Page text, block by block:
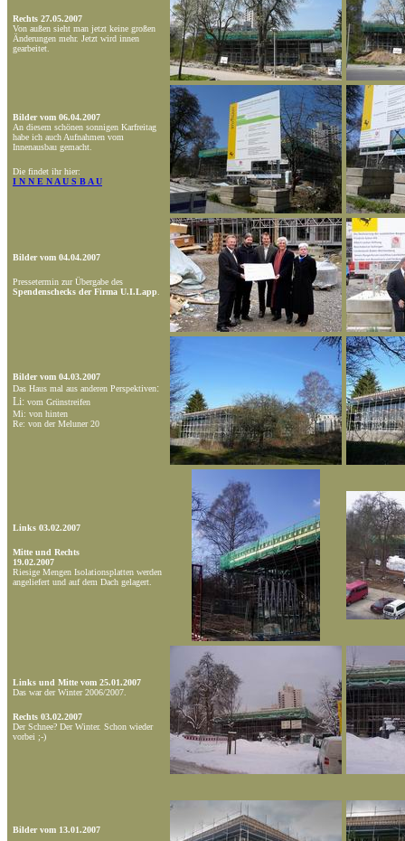
Rechts 27.05.2007
Von außen sieht man jetzt keine großen
Änderungen mehr. Jetzt wird innen
gearbeitet.
Bilder vom 06.04.2007
An diesem schönen sonnigen Karfreitag
habe ich auch Aufnahmen vom
Innenausbau gemacht.
Die findet ihr hier:
I N N E N A U S B A U
Bilder vom 04.04.2007
Pressetermin zur Übergabe des
Spendenschecks der Firma U.I.Lapp
Bilder vom 04.03.2007
Das Haus mal aus anderen Perspektiven:
Li: vom Grünstreifen
Mi: von hinten
Re: von der Meluner 20
Links 03.02.2007
Mitte und Rechts
19.02.2007
Riesige Mengen Isolationsplatten werden
angeliefert und auf dem Dach gelagert.
Links und Mitte vom 25.01.2007
Das war der Winter 2006/2007.
Rechts 03.02.2007
Der Schnee? Der Winter. Schon wieder
vorbei ;-)
Bilder vom 13.01.2007